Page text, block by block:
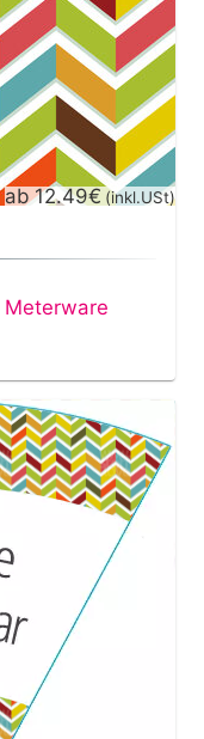
ab 12.49€ (inkl.USt)
Meterware